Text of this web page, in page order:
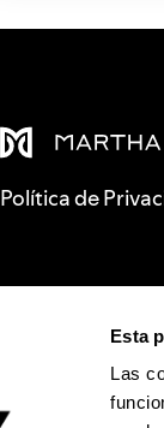
Esta
Las
Política de